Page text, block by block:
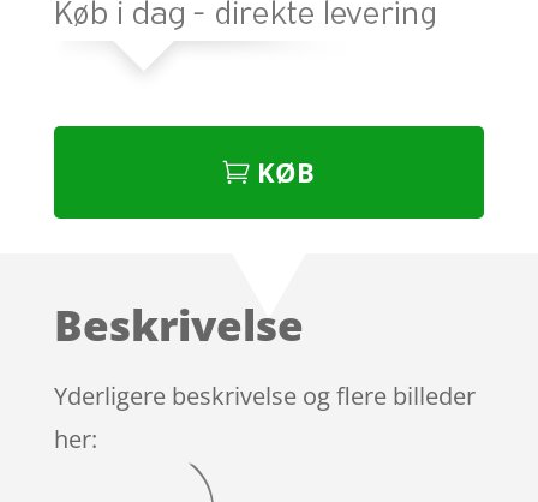
KØB
Beskrivelse
Yderligere beskrivelse og flere billeder
her: